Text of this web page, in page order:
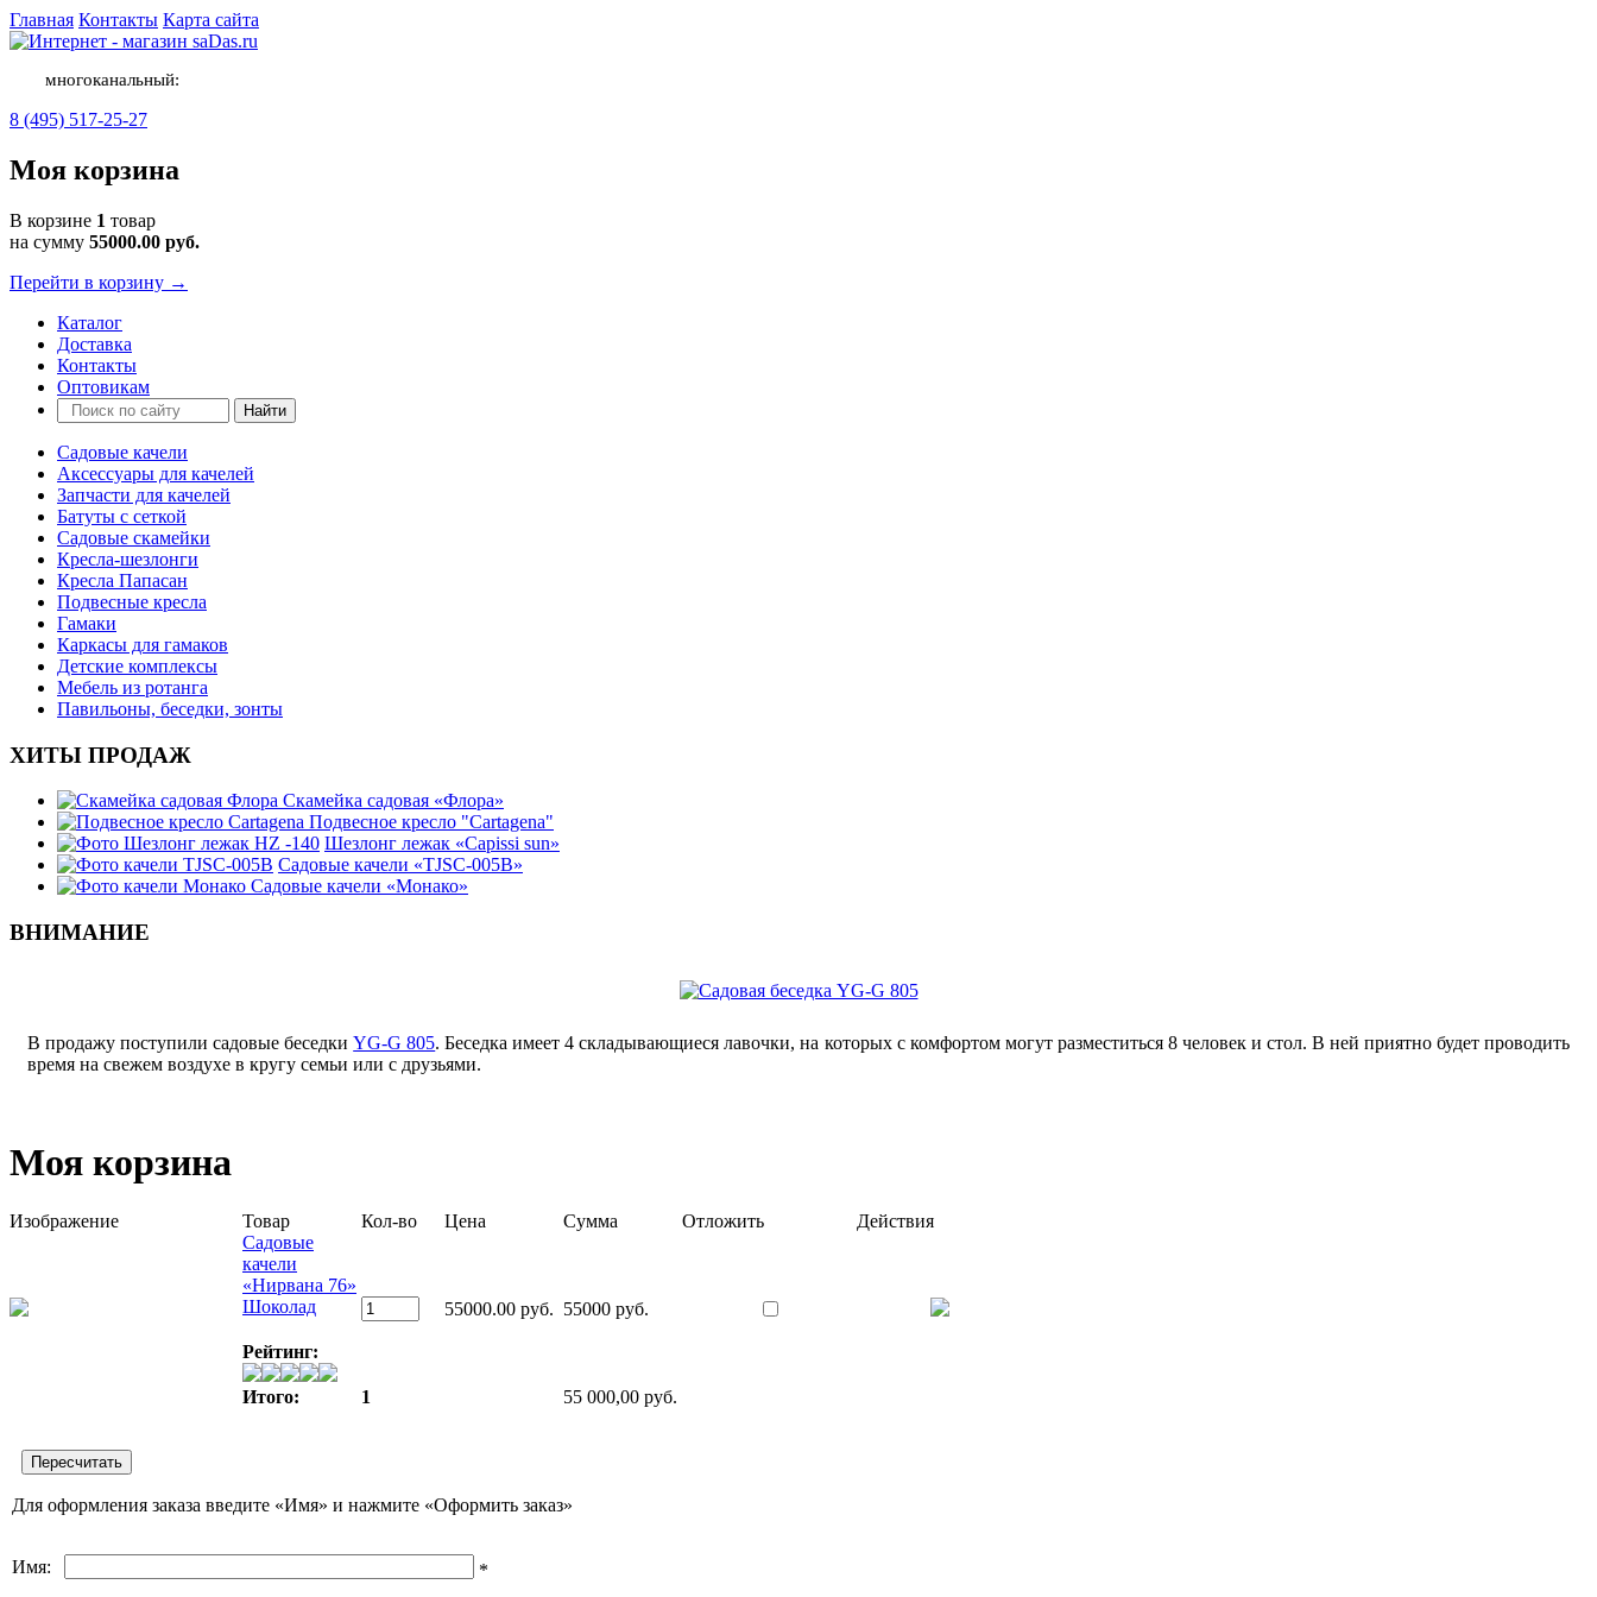
Главная Контакты Карта сайта
многоканальный:
8 (495) 517-25-27
Моя корзина
В корзине 1 товар
на сумму 55000.00 руб.
Перейти в корзину →
Каталог
Доставка
Контакты
Оптовикам
Садовые качели
Аксессуары для качелей
Запчасти для качелей
Батуты с сеткой
Садовые скамейки
Кресла-шезлонги
Кресла Папасан
Подвесные кресла
Гамаки
Каркасы для гамаков
Детские комплексы
Мебель из ротанга
Павильоны, беседки, зонты
ХИТЫ ПРОДАЖ
Скамейка садовая «Флора»
Подвесное кресло "Cartagena"
Шезлонг лежак «Capissi sun»
Садовые качели «TJSC-005B»
Садовые качели «Монако»
ВНИМАНИЕ
В продажу поступили садовые беседкиYG-G 805. Беседка имеет 4 складывающиеся лавочки, на которых с комфортом могут разместиться 8 человек и стол. В ней приятно будет проводить
время на свежем воздухе в кругу семьи или с друзьями.
Моя корзина
Изображение Товар Кол-во Цена Сумма Отложить
Действия
Садовые
качели
«Нирвана 76»
Шоколад
Рейтинг:
55000.00 руб. 55000 руб.
Итого: 1 55 000,00 руб.
Для оформления заказа введите «Имя» и нажмите «Оформить заказ»
Имя: *